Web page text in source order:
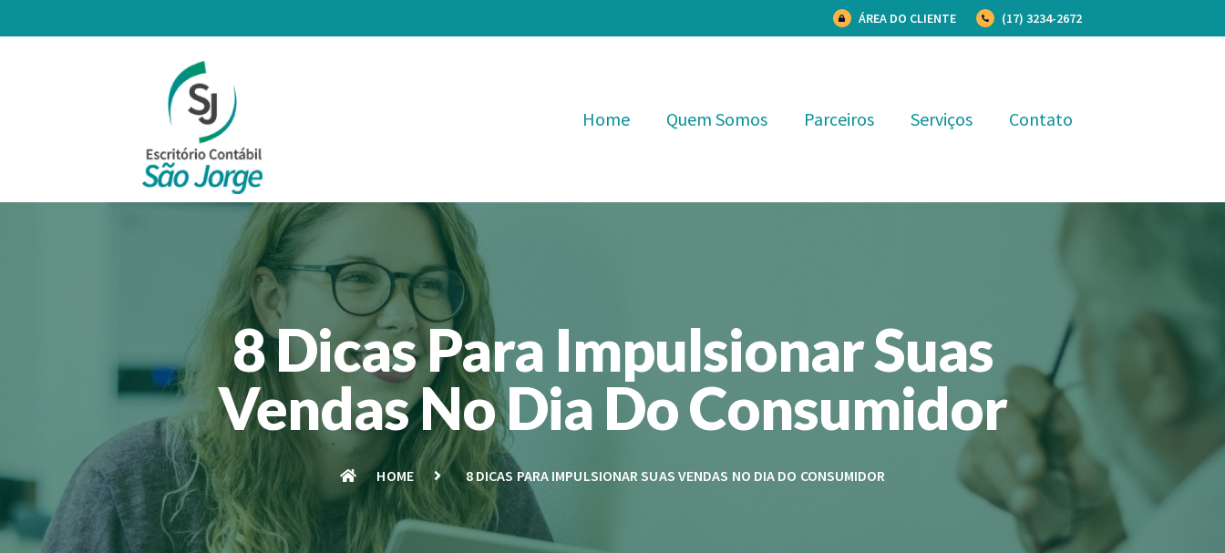
ÁREA DO CLIENTE (17) 3234-2672
Home Quem Somos Parceiros Serviços Contato
8 Dicas Para Impulsionar Suas
Vendas No Dia Do Consumidor
HOME 8 DICAS PARA IMPULSIONAR SUAS VENDAS NO DIA DO CONSUMIDOR